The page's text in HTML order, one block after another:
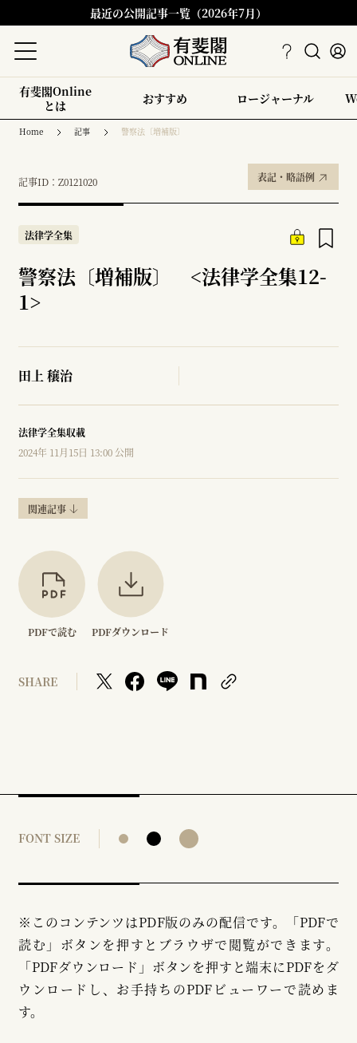
最近の公開記事一覧（2026年7月）
有斐閣Online
とは
おすすめ ロージャーナル
Home 記事 警察法〔増補版〕
記事ID：Z0121020 表記・略語例
法律学全集
警察法〔増補版〕 <法律学全集12-
1>
田上 穣治
法律学全集収載
2024年 11月15日 13:00 公開
関連記事
PDFで読む PDFダウンロード
SHARE
FONT SIZE
※このコンテンツはPDF版のみの配信です。「PDFで
読む」ボタンを押すとブラウザで閲覧ができます。
「PDFダウンロード」ボタンを押すと端末にPDFをダ
ウンロードし、お手持ちのPDFビューワーで読めま
す。